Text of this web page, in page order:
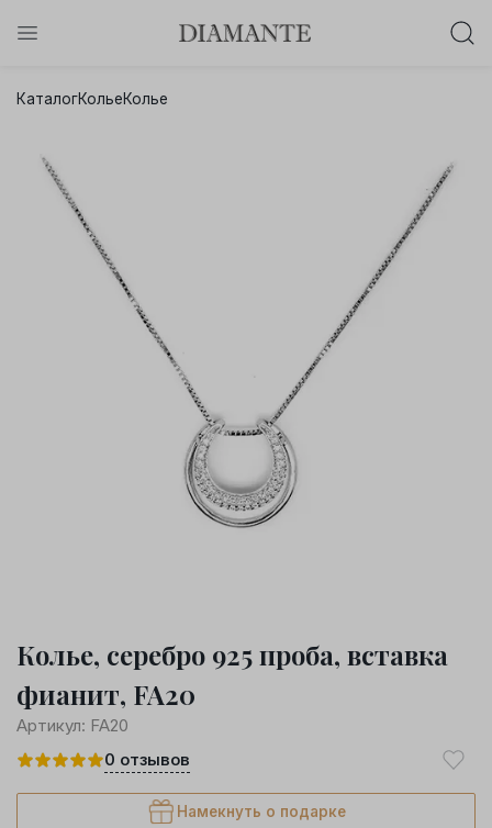
КаталогКольеКолье
Колье, серебро 925 проба, вставка
фианит, FA20
Артикул: FA20
0 отзывов
Намекнуть о подарке